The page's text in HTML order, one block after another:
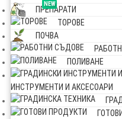
NEW
ПРЕПАРАТИ
ТОРОВЕ
ПОЧВА
ПОЛИВАНЕ
ИНСТРУМЕНТИ И АКСЕСОАРИ